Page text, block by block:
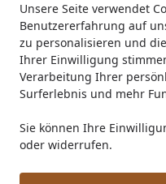
Unsere Seite verwendet
Benutzererfahrung auf
zu personalisieren und
Ihrer Einwilligung
Verarbeitung Ihrer
Surferlebnis und mehr
Sie können Ihre
oder widerrufen.
Außensauna Indoor-
Saunahersteller % Sale
Startseite